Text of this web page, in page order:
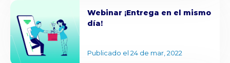
Publicado el 24 de mar, 2022
Webinar ¡Entrega en el mismo
día!